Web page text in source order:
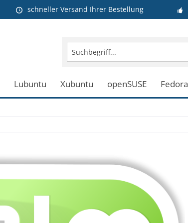
schneller Versand Ihrer Bestellung
Lubuntu Xubuntu openSUSE Fedora